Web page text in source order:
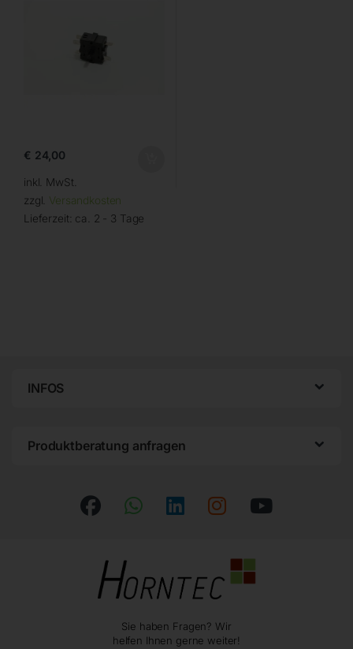
€ 24,00
inkl. MwSt.
zzgl. Versandkosten
Lieferzeit: ca. 2 - 3 Tage
INFOS
Produktberatung anfragen
Sie haben Fragen? Wir
helfen Ihnen gerne weiter!